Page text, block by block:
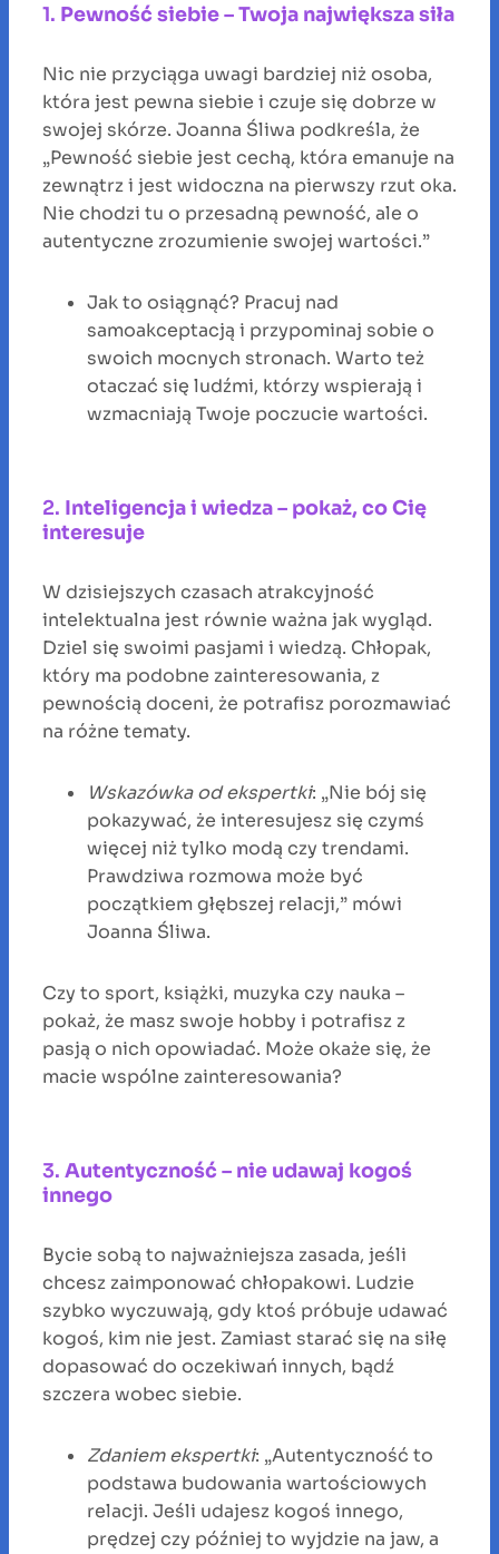
1. Pewność siebie – Twoja największa siła
Nic nie przyciąga uwagi bardziej niż osoba,
która jest pewna siebie i czuje się dobrze w
swojej skórze. Joanna Śliwa podkreśla, że
„Pewność siebie jest cechą, która emanuje na
zewnątrz i jest widoczna na pierwszy rzut oka.
Nie chodzi tu o przesadną pewność, ale o
autentyczne zrozumienie swojej wartości.”
Jak to osiągnąć? Pracuj nad
samoakceptacją i przypominaj sobie o
swoich mocnych stronach. Warto też
otaczać się ludźmi, którzy wspierają i
wzmacniają Twoje poczucie wartości.
2. Inteligencja i wiedza – pokaż, co Cię
interesuje
W dzisiejszych czasach atrakcyjność
intelektualna jest równie ważna jak wygląd.
Dziel się swoimi pasjami i wiedzą. Chłopak,
który ma podobne zainteresowania, z
pewnością doceni, że potrafisz porozmawiać
na różne tematy.
Wskazówka od ekspertki: „Nie bój się
pokazywać, że interesujesz się czymś
więcej niż tylko modą czy trendami.
Prawdziwa rozmowa może być
początkiem głębszej relacji,” mówi
Joanna Śliwa.
Czy to sport, książki, muzyka czy nauka –
pokaż, że masz swoje hobby i potrafisz z
pasją o nich opowiadać. Może okaże się, że
macie wspólne zainteresowania?
3. Autentyczność – nie udawaj kogoś
innego
Bycie sobą to najważniejsza zasada, jeśli
chcesz zaimponować chłopakowi. Ludzie
szybko wyczuwają, gdy ktoś próbuje udawać
kogoś, kim nie jest. Zamiast starać się na siłę
dopasować do oczekiwań innych, bądź
szczera wobec siebie.
Zdaniem ekspertki: „Autentyczność to
podstawa budowania wartościowych
relacji. Jeśli udajesz kogoś innego,
prędzej czy później to wyjdzie na jaw, a